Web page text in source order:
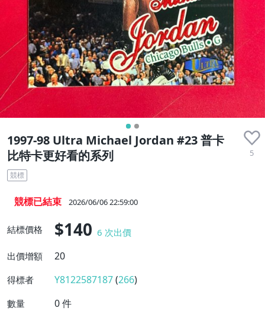
1997-98 Ultra Michael Jordan #23 普卡
比特卡更好看的系列
5
競標
競標已結束 2026/06/06 22:59:00
結標價格 $140 6 次出價
出價增額
20
得標者 Y8122587187(266)
數量 0件